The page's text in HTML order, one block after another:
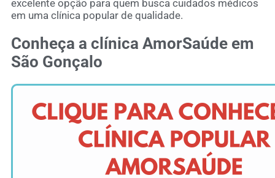
excelente opção para quem busca cuidados médicos
em uma clínica popular de qualidade.
Conheça a clínica AmorSaúde em
São Gonçalo